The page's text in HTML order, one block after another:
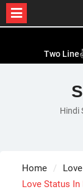
content
Two
Romantic
1
Hindi
Home
Love Status In